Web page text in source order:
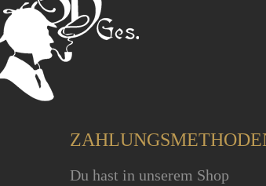
Du hast in unserem Shop